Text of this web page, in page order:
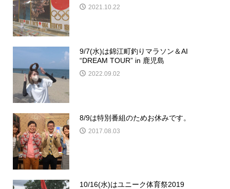
2021.10.22
9/7(水)は錦江町釣りマラソン＆AI
“DREAM TOUR” in 鹿児島
2022.09.02
8/9は特別番組のためお休みです。
2017.08.03
10/16(水)はユニーク体育祭2019